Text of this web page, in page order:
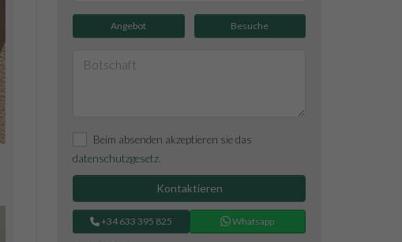
Angebot Besuche
Beim absenden akzeptieren sie das
datenschutzgesetz
Kontaktieren
+34 633 395 825 Whatsapp